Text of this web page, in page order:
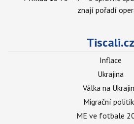
znají pořadí
Tiscali.cz
Inflace
Ukrajina
Válka na
Migrační
ME ve fotbale